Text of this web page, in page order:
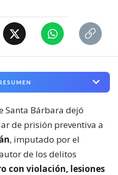
Santa Bárbara dejó
de prisión preventiva a
, imputado por el
de los delitos
con violación, lesiones